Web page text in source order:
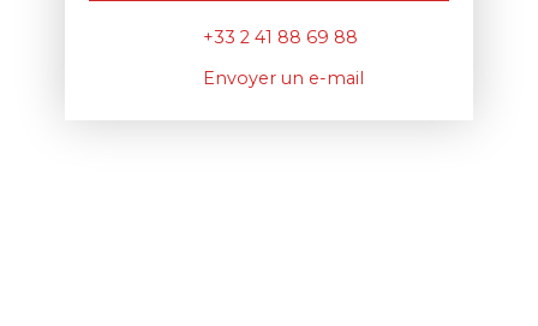
+33 2 41 88 69 88
Envoyer un e-mail